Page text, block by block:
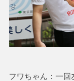
フワちゃん：一回